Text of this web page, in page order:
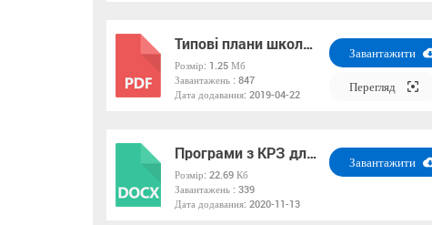
PDF
Типові плани школи ІІІ ступеню
Розмір: 1.25 Мб
Завантажень : 847
Дата додавання: 2019-04-22
Завантажити
Перегляд
DOCX
Програми з КРЗ для дітей шк. віку з ООП
Розмір: 22.69 Кб
Завантажень : 339
Дата додавання: 2020-11-13
Завантажити